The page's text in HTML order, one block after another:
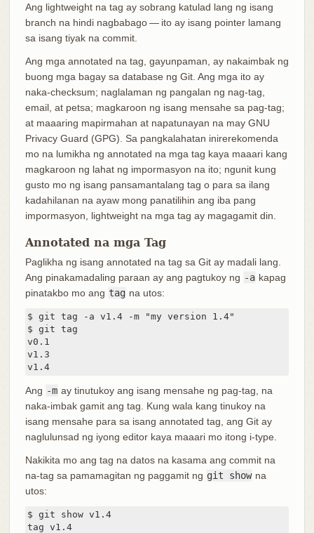
Ang lightweight na tag ay sobrang katulad lang ng isang
branch na hindi nagbabago — ito ay isang pointer lamang
sa isang tiyak na commit.
Ang mga annotated na tag, gayunpaman, ay nakaimbak ng
buong mga bagay sa database ng Git. Ang mga ito ay
naka-checksum; naglalaman ng pangalan ng nag-tag,
email, at petsa; magkaroon ng isang mensahe sa pag-tag;
at maaaring mapirmahan at napatunayan na may GNU
Privacy Guard (GPG). Sa pangkalahatan inirerekomenda
mo na lumikha ng annotated na mga tag kaya maaari kang
magkaroon ng lahat ng impormasyon na ito; ngunit kung
gusto mo ng isang pansamantalang tag o para sa ilang
kadahilanan na ayaw mong panatilihin ang iba pang
impormasyon, lightweight na mga tag ay magagamit din.
Annotated na mga Tag
Paglikha ng isang annotated na tag sa Git ay madali lang.
Ang pinakamadaling paraan ay ang pagtukoy ng -a kapag
pinatakbo mo ang tag na utos:
$ git tag -a v1.4 -m "my version 1.4"
$ git tag
v0.1
v1.3
v1.4
Ang -m ay tinutukoy ang isang mensahe ng pag-tag, na
naka-imbak gamit ang tag. Kung wala kang tinukoy na
isang mensahe para sa isang annotated tag, ang Git ay
naglulunsad ng iyong editor kaya maaari mo itong i-type.
Nakikita mo ang tag na datos na kasama ang commit na
na-tag sa pamamagitan ng paggamit ng git showna
utos:
$ git show v1.4
tag v1.4